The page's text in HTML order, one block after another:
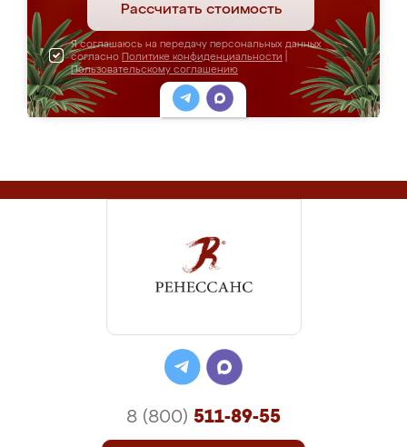
Рассчитать стоимость
Я соглашаюсь на передачу персональных данных
согласно Политике конфиденциальности
Пользовательскому соглашению
8 (800) 511-89-55